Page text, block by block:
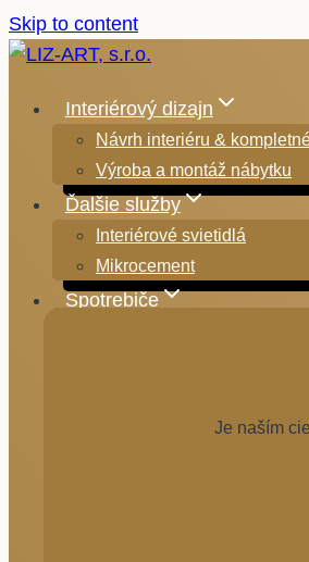
Skip to content
Interiérový dizajn
Návrh interiéru &
Výroba a montáž nábytku
Ďalšie služby
Interiérové svietidlá
Mikrocement
Spotrebiče
Je naším